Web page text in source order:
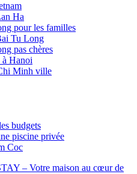
Ha
pour les familles
Tu Long
pas chères
à Hanoi
Minh ville
budgets
piscine privée
Coc
– Votre maison au cœur de